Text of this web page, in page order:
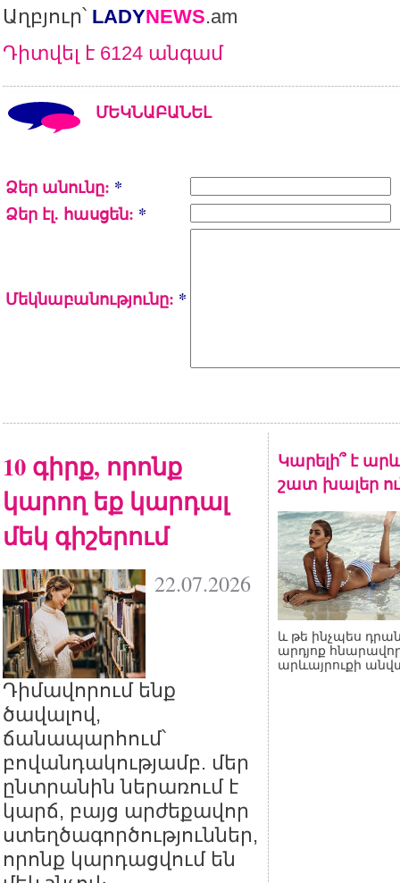
Աղբյուր՝ LADYNEWS.am
Դիտվել է 6124 անգամ
ՄԵԿՆԱԲԱՆԵԼ
Ձեր անունը: *
Ձեր էլ. հասցեն: *
Մեկնաբանությունը: *
10 գիրք, որոնք
կարող եք կարդալ
մեկ գիշերում
22.07.2026
Դիմավորում ենք
ծավալով,
ճանապարհում՝
բովանդակությամբ. մեր
ընտրանին ներառում է
կարճ, բայց արժեքավոր
ստեղծագործություններ,
որոնք կարդացվում են
Կարելի՞ է
շատ խալեր
և թե ինչպես
արդյոք
արևայրուքի